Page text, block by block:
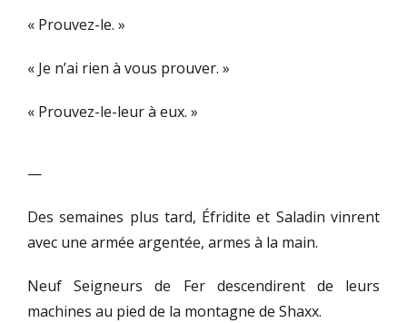
« Prouvez-le. »
« Je n’ai rien à vous prouver. »
« Prouvez-le-leur à eux. »
—
Des semaines plus tard, Éfridite et Saladin vinrent
avec une armée argentée, armes à la main.
Neuf Seigneurs de Fer descendirent de leurs
machines au pied de la montagne de Shaxx.